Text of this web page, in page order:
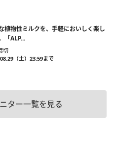
植物性ミルクを、手軽においしく楽し
「ALP...
切
（土）23:59まで
ター一覧を見る